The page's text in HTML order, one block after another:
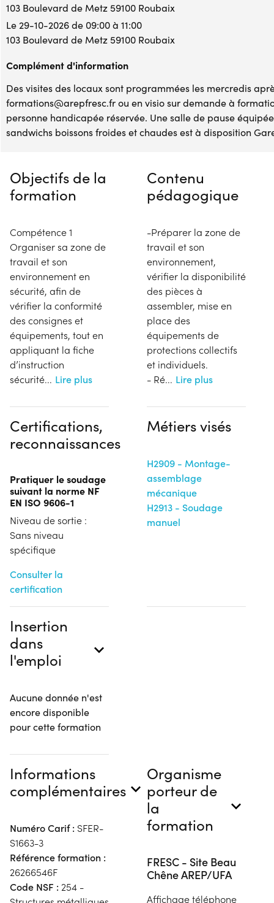
103 Boulevard de Metz 59100 Roubaix
Le 29-10-2026 de 09:00 à 11:00
103 Boulevard de Metz 59100 Roubaix
Complément d'information
Des visites des locaux sont programmées les mercredis
formations@arepfresc.fr ou en visio sur demande à
personne handicapée réservée. Une salle de pause
sandwichs boissons froides et chaudes est à disposition
Objectifs de la
formation
Compétence 1
Organiser sa zone de
travail et son
environnement en
sécurité, afin de
vérifier la conformité
des consignes et
équipements, tout en
appliquant la fiche
d’instruction
sécurité... Lire plus
Contenu
pédagogique
-Préparer la zone de
travail et son
environnement,
vérifier la disponibilité
des pièces à
assembler, mise en
place des
équipements de
protections collectifs
et individuels.
- Ré... Lire plus
Certifications,
reconnaissances
Pratiquer le soudage
suivant la norme NF
EN ISO 9606-1
Niveau de sortie :
Sans niveau
spécifique
Consulter la
certification
Métiers visés
H2909 - Montage-
assemblage
mécanique
H2913 - Soudage
manuel
Insertion
dans
l'emploi
Aucune donnée n'est
encore disponible
pour cette formation
Informations
complémentaires
Numéro Carif : SFER-
S1663-3
Référence formation :
26266546F
Code NSF : 254 -
Organisme
porteur de
la
formation
FRESC - Site Beau
Chêne AREP/UFA
Affichage téléphone